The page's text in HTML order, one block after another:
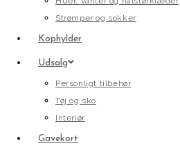
Strømper og sokker
Kophylder
Udsalg
Personligt tilbehør
Tøj og sko
Interiør
Gavekort